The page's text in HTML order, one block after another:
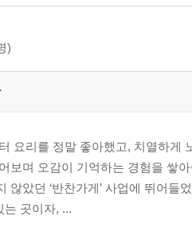
)
요리를 정말 좋아했고, 치열하게
보며 오감이 기억하는 경험을 쌓
않았던 ‘반찬가게’ 사업에 뛰어
는 곳이자, ...